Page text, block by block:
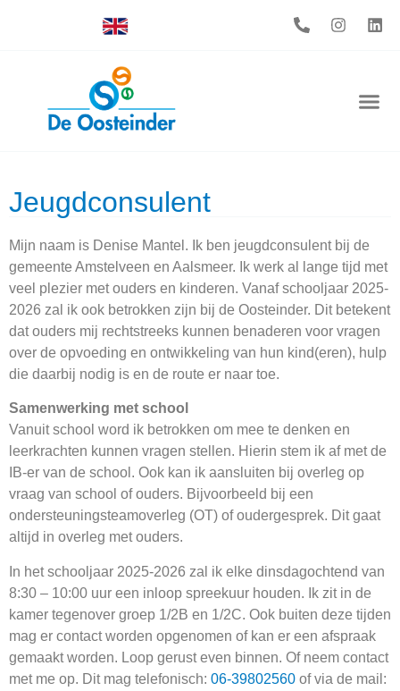
Jeugdconsulent
Mijn naam is Denise Mantel. Ik ben jeugdconsulent bij de
gemeente Amstelveen en Aalsmeer. Ik werk al lange tijd met
veel plezier met ouders en kinderen. Vanaf schooljaar 2025-
2026 zal ik ook betrokken zijn bij de Oosteinder. Dit betekent
dat ouders mij rechtstreeks kunnen benaderen voor vragen
over de opvoeding en ontwikkeling van hun kind(eren), hulp
die daarbij nodig is en de route er naar toe.
Samenwerking met school
Vanuit school word ik betrokken om mee te denken en
leerkrachten kunnen vragen stellen. Hierin stem ik af met de
IB-er van de school. Ook kan ik aansluiten bij overleg op
vraag van school of ouders. Bijvoorbeeld bij een
ondersteuningsteamoverleg (OT) of oudergesprek. Dit gaat
altijd in overleg met ouders.
In het schooljaar 2025-2026 zal ik elke dinsdagochtend van
8:30 – 10:00 uur een inloop spreekuur houden. Ik zit in de
kamer tegenover groep 1/2B en 1/2C. Ook buiten deze tijden
mag er contact worden opgenomen of kan er een afspraak
gemaakt worden. Loop gerust even binnen. Of neem contact
met me op. Dit mag telefonisch: 06-39802560 of via de mail: